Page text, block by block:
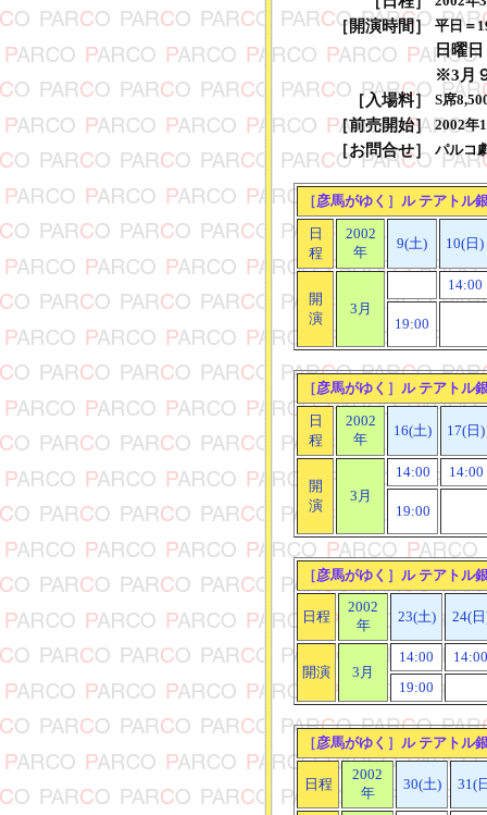
［開演時間］ 平日＝
日曜
※3月
［入場料］ S席
［前売開始］ 2002年
［お問合せ］ パルコ
［彦馬がゆく ］ ル テアトル
日
程
2002
年
9(土) 10(日)
開
演
3月
14:00
19:00
［彦馬がゆく ］ ル テアトル
日
程
2002
年
16(土) 17(日)
開
演
3月
14:00 14:00
19:00
［彦馬がゆく ］ ル テアトル
日程
2002
年
23(土) 24(
開演 3月
14:00
14:00
19:00
［彦馬がゆく ］ ル テアトル
日程
2002
年
30(土) 31(